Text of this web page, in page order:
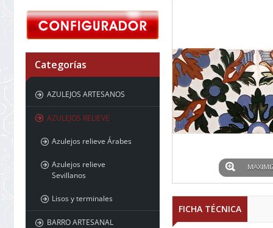
Categorías
AZULEJOS ARTESANOS
AZULEJOS RELIEVE
Azulejos relieve Árabes
Azulejos relieve
Sevillanos
Lisos y terminales
BARRO ARTESANAL
FICHA TÉCNICA